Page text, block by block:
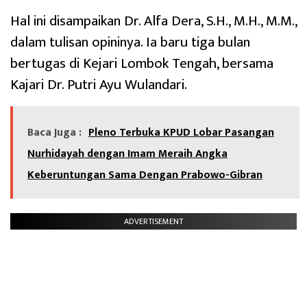
Hal ini disampaikan Dr. Alfa Dera, S.H., M.H., M.M.,
dalam tulisan opininya. Ia baru tiga bulan
bertugas di Kejari Lombok Tengah, bersama
Kajari Dr. Putri Ayu Wulandari.
Baca Juga : Pleno Terbuka KPUD Lobar Pasangan
Nurhidayah dengan Imam Meraih Angka
Keberuntungan Sama Dengan Prabowo-Gibran
ADVERTISEMENT